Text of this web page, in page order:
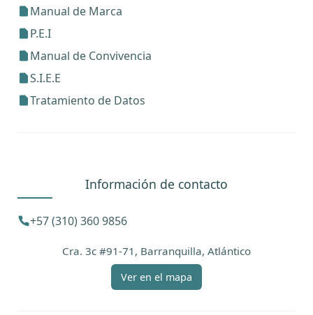
Manual de Marca
P.E.I
Manual de Convivencia
S.I.E.E
Tratamiento de Datos
Información de contacto
+57 (310) 360 9856
Cra. 3c #91-71, Barranquilla, Atlántico
Ver en el mapa